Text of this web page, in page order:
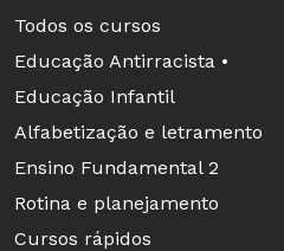
Educação é
A importância da
Ministério da
que possui o
país (cerca de 6%),
Todos os cursos
Educação Antirracista •
Educação Infantil
Alfabetização e letramento
Ensino Fundamental 2
Rotina e planejamento
Cursos rápidos